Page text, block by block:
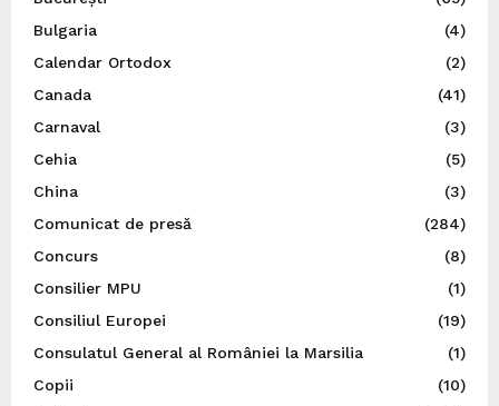
Bulgaria
(4)
Calendar Ortodox
(2)
Canada
(41)
Carnaval
(3)
Cehia
(5)
China
(3)
Comunicat de presă
(284)
Concurs
(8)
Consilier MPU
(1)
Consiliul Europei
(19)
Consulatul General al României la Marsilia
(1)
Copii
(10)